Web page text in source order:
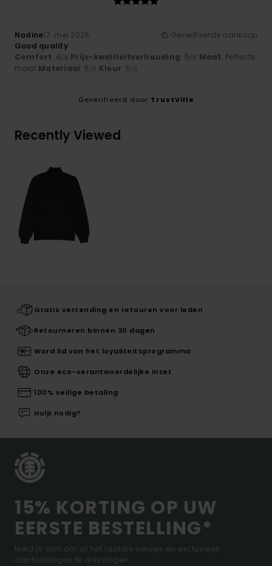
Nadine17. mei 2026
Geverifieerde aankoop
Good quality
Comfort: 4/5 Prijs-kwaliteitverhouding: 5/5 Maat: Perfecte
maat Materiaal: 5/5 Kleur: 5/5
Geverifieerd door TrustVille
Recently Viewed
Gratis verzending en retouren voor leden
Retourneren binnen 30 dagen
Word lid van het loyaliteitsprogramma
Onze eco-verantwoordelijke inzet
100% veilige betaling
Hulp nodig?
15% KORTING OP UW
EERSTE BESTELLING*
Meld je aan om al het laatste nieuws en exclusieve
aanbiedingen te ontvangen.